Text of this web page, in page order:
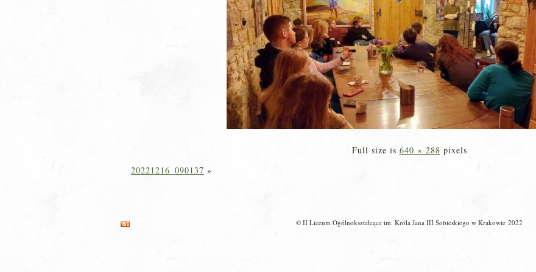
Full size is 640 × 288 pixels
20221216_090137 »
© II Liceum Ogólnokształcące im. Króla Jana III Sobieskiego w Krakowie 2022